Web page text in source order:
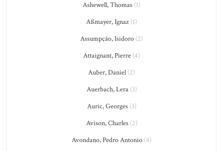
Ashewell, Thomas (1)
Aßmayer, Ignaz (1)
Assumpção, Isidoro (2)
Attaignant, Pierre (4)
Auber, Daniel (2)
Auerbach, Lera(3)
Auric, Georges(3)
Avison, Charles(2)
Avondano, Pedro Antonio (4)